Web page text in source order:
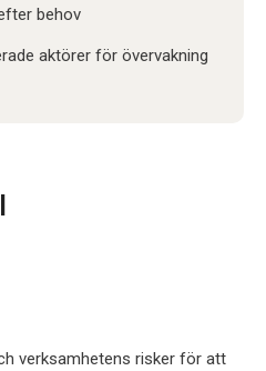
behov
aktörer för övervakning
verksamhetens risker för att